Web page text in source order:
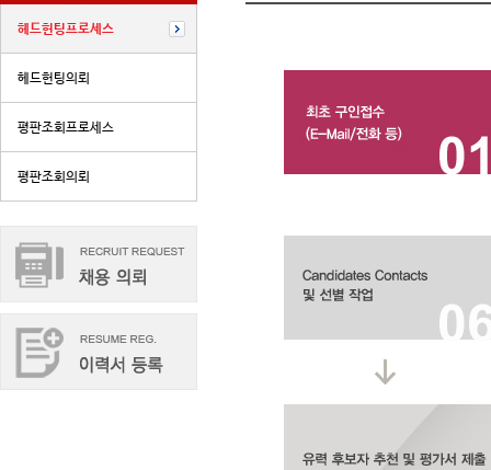
헤드헌팅프로세스
헤드헌팅의뢰
평판조회프로세스
평판조회의뢰